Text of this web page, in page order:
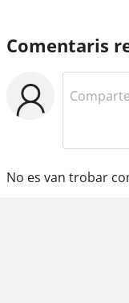
Comentaris
No es van trobar